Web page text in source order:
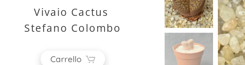
Vivaio Cactus
Stefano Colombo
Carrello